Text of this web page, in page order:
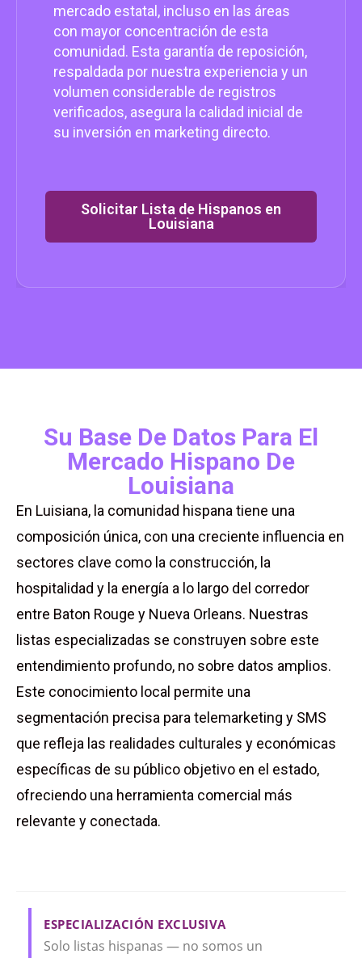
mercado estatal, incluso en las áreas
con mayor concentración de esta
comunidad. Esta garantía de reposición,
respaldada por nuestra experiencia y un
volumen considerable de registros
verificados, asegura la calidad inicial de
su inversión en marketing directo.
Solicitar Lista de Hispanos en
Louisiana
Su Base De Datos Para El
Mercado Hispano De
Louisiana
En Luisiana, la comunidad hispana tiene una
composición única, con una creciente influencia en
sectores clave como la construcción, la
hospitalidad y la energía a lo largo del corredor
entre Baton Rouge y Nueva Orleans. Nuestras
listas especializadas se construyen sobre este
entendimiento profundo, no sobre datos amplios.
Este conocimiento local permite una
segmentación precisa para telemarketing y SMS
que refleja las realidades culturales y económicas
específicas de su público objetivo en el estado,
ofreciendo una herramienta comercial más
relevante y conectada.
ESPECIALIZACIÓN EXCLUSIVA
Solo listas hispanas — no somos un